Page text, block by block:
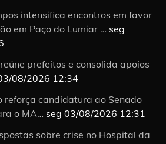
intensifica encontros em favor
em Paço do Lumiar … seg
prefeitos e consolida apoios
08/2026 12:34
reforça candidatura ao Senado
o MA… seg 03/08/2026 12:31
sobre crise no Hospital da